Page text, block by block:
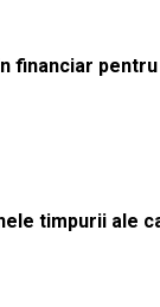
financiar
timpurii ale